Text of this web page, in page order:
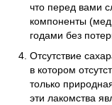
что перед вами
компоненты
годами без
Отсутствие
в котором
только
эти лакомства